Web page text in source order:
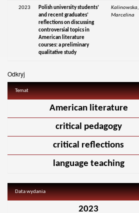
2023
Polish university students’
and recent graduates’
reflections on discussing
controversial topics in
American literature
courses: a preliminary
qualitative study
Kalinowska,
Marcelina
Odkryj
Temat
American literature
critical pedagogy
critical reflections
language teaching
Data wydania
2023